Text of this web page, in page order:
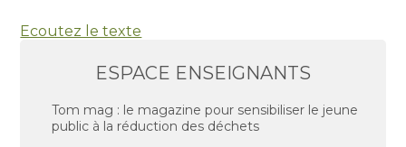
Ecoutez le texte
ESPACE ENSEIGNANTS
Tom mag : le magazine pour sensibiliser le jeune
public à la réduction des déchets